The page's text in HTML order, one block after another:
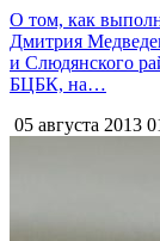
О том, как
Дмитрия
и Слюдянского
БЦБК, на…
05 августа 2013